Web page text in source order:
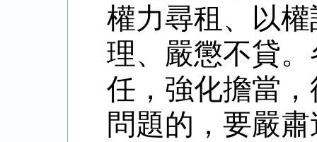
權力尋租、以
理、嚴懲不貸
任，強化擔當
問題的，要嚴